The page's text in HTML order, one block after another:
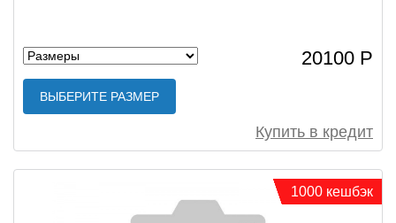
20100 Р
ВЫБЕРИТЕ РАЗМЕР
Купить в кредит
1000 кешбэк